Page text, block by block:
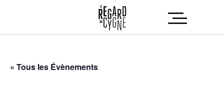
« Tous les Évènements